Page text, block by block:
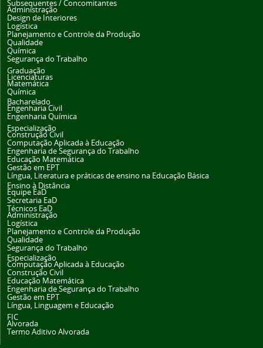
Subsequentes / Concomitantes
Administração
Design de Interiores
Logística
Planejamento e Controle da Produção
Qualidade
Química
Segurança do Trabalho
Graduação
Licenciaturas
Matemática
Química
Bacharelado
Engenharia Civil
Engenharia Química
Especialização
Construção Civil
Computação Aplicada à Educação
Engenharia de Segurança do Trabalho
Educação Matemática
Gestão em EPT
Língua, Literatura e práticas de ensino na Educação Básica
Ensino à Distância
Equipe EaD
Secretaria EaD
Técnicos EaD
Administração
Logística
Planejamento e Controle da Produção
Qualidade
Segurança do Trabalho
Especialização
Computação Aplicada à Educação
Construção Civil
Educação Matemática
Engenharia de Segurança do Trabalho
Gestão em EPT
Língua, Linguagem e Educação
FIC
Alvorada
Termo Aditivo Alvorada